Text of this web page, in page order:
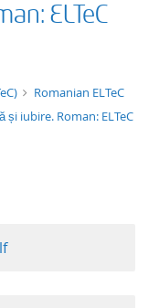
title descending
format
ELTeC
Romanian ELTeC
și iubire. Roman: ELTeC